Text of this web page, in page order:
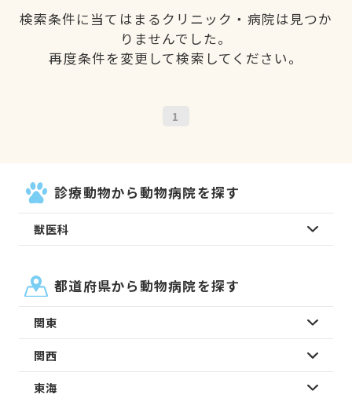
検索条件に当てはまるクリニック・病院は見つか
りませんでした。
再度条件を変更して検索してください。
1
診療動物から動物病院を探す
獣医科
都道府県から動物病院を探す
関東
関西
東海